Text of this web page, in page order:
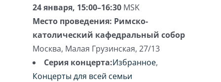
24 января, 15:00–16:30 MSK
Место проведения: Римско-
католический кафедральный собор
Москва, Малая Грузинская, 27/13
Серия концерта:Избранное,
Концерты для всей семьи